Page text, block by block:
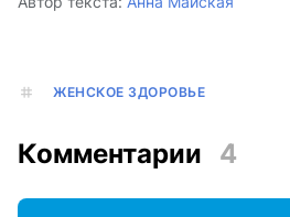
ЖЕНСКОЕ ЗДОРОВЬЕ
Комментарии 4